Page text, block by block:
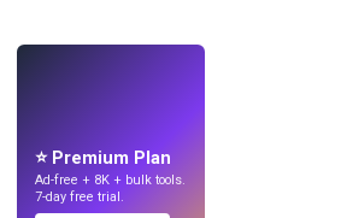
⭐ Premium Plan
Ad-free + 8K + bulk tools.
7-day free trial.